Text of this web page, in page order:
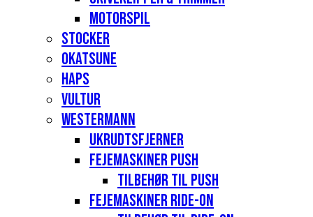
Motorspil
Stocker
Okatsune
Haps
Vultur
Westermann
Ukrudtsfjerner
Fejemaskiner Push
Tilbehør til push
Fejemaskiner Ride-on